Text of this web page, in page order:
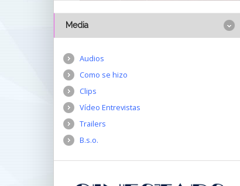
Media
Audios
Como se hizo
Clips
Vídeo Entrevistas
Trailers
B.s.o.